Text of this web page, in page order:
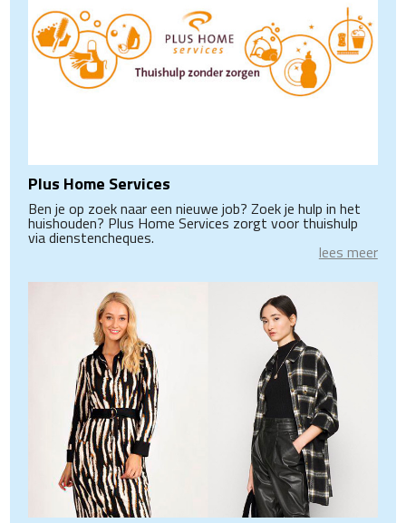
Plus Home Services
Ben je op zoek naar een nieuwe job? Zoek je hulp in het
huishouden? Plus Home Services zorgt voor thuishulp
via dienstencheques.
lees meer